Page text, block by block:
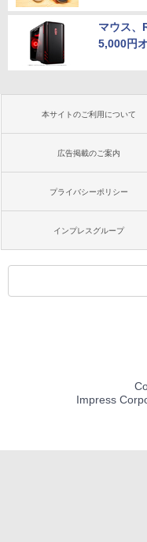
マウス、
5,000円
本サイトのご利用について
広告掲載のご案内
プライバシーポリシー
インプレスグループ
Impress